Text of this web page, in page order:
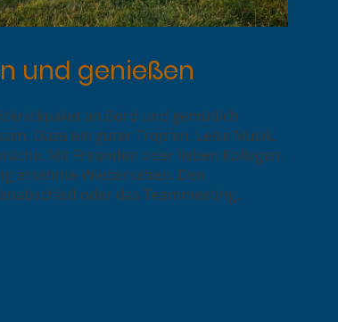
und genießen
an Bord und gemütlich
Dazu ein guter Tropfen. Leise Musik.
Mit Freunden oder lieben Kollegen.
ersehnte Wiedersehen. Den
oder das Teammeeting.